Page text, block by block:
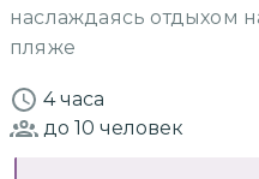
наслаждаясь отдыхом
пляже
4 часа
до 10 человек